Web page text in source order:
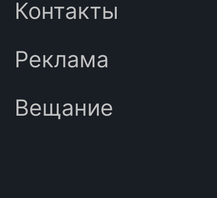
Контакты
Реклама
Вещание